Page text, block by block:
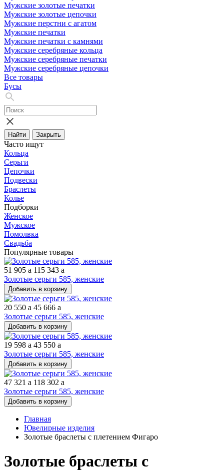
Мужские золотые печатки
Мужские золотые цепочки
Мужские перстни с агатом
Мужские печатки
Мужские печатки с камнями
Мужские серебряные кольца
Мужские серебряные печатки
Мужские серебряные цепочки
Все товары
Бусы
Найти Закрыть
Часто ищут
Кольца
Серьги
Цепочки
Подвески
Браслеты
Колье
Подборки
Женское
Мужское
Помолвка
Свадьба
Популярные товары
51 905 a 115 343 a
Золотые серьги 585, женские
Добавить в корзину
20 550 a 45 666 a
Золотые серьги 585, женские
Добавить в корзину
19 598 a 43 550 a
Золотые серьги 585, женские
Добавить в корзину
47 321 a 118 302 a
Золотые серьги 585, женские
Добавить в корзину
Главная
Ювелирные изделия
Золотые браслеты с плетением Фигаро
Золотые браслеты с